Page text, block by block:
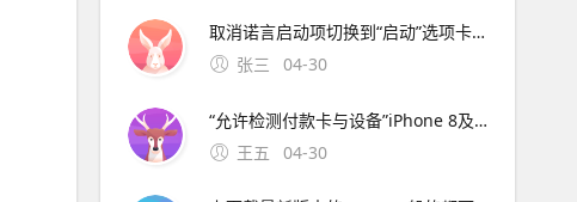
取消诺言启动项切换到“启动”选项卡，在启动项列表中，找到“诺言”相关的程序项通常会显示为“nuoyan”或类似名称，将其前面的勾选框取消保存设置点击“确定”保存设置，重启计算机后生效二Mac系统下取
张三
04-30
“允许检测付款卡与设备”iPhone 8及以下机型需稍用力贴。丰巢智能柜网络无法连接解决方法如下如果遇到丰巢管家app，网络连接不上，首先要先确认你的wifi或者手机网络是正常的，你打开微信浏览器看一看
王五
04-30